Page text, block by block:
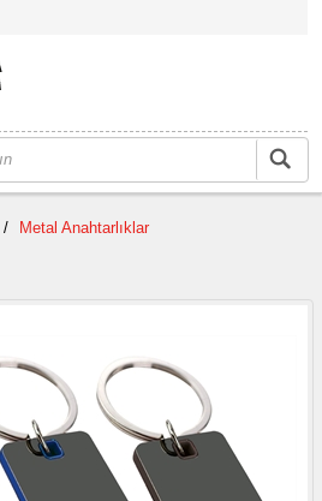
/ Metal Anahtarlıklar